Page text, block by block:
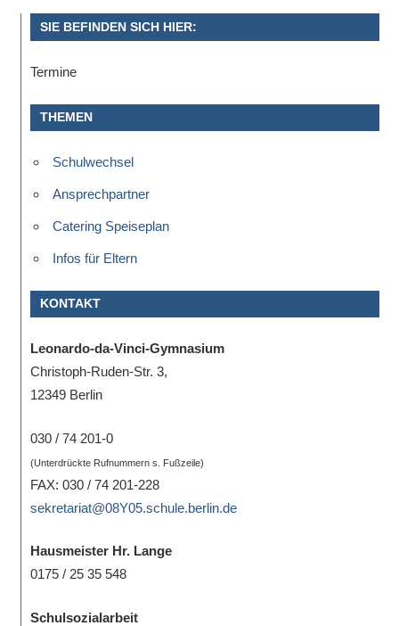
oder
Schülerinnen
Schüler
sind
Sie
eine
nicht
finden,
stehen
Ende
jeder
Seite
verschiedene
SIE BEFINDEN SICH HIER:
Termine
THEMEN
Schulwechsel
Ansprechpartner
Catering Speiseplan
Infos für Eltern
KONTAKT
Leonardo-da-Vinci-Gymnasium
Christoph-Ruden-Str. 3,
12349 Berlin
030 / 74 201-0
(Unterdrückte Rufnummern s. Fußzeile)
FAX: 030 / 74 201-228
sekretariat@08Y05.schule.berlin.de
Hausmeister Hr. Lange
0175 / 25 35 548
Schulsozialarbeit